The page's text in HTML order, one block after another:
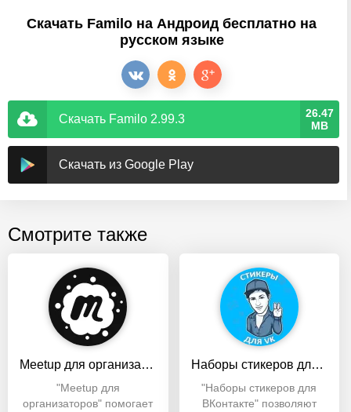
Скачать Familo на Андроид бесплатно на
русском языке
Скачать Familo 2.99.3
26.47
MB
Скачать из Google Play
Смотрите также
Meetup для организаторов
"Meetup для
организаторов" помогает
Наборы стикеров для Вконтакте
"Наборы стикеров для
ВКонтакте" позволяют